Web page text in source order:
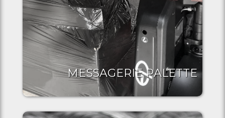
MESSAGERIE PALETTE